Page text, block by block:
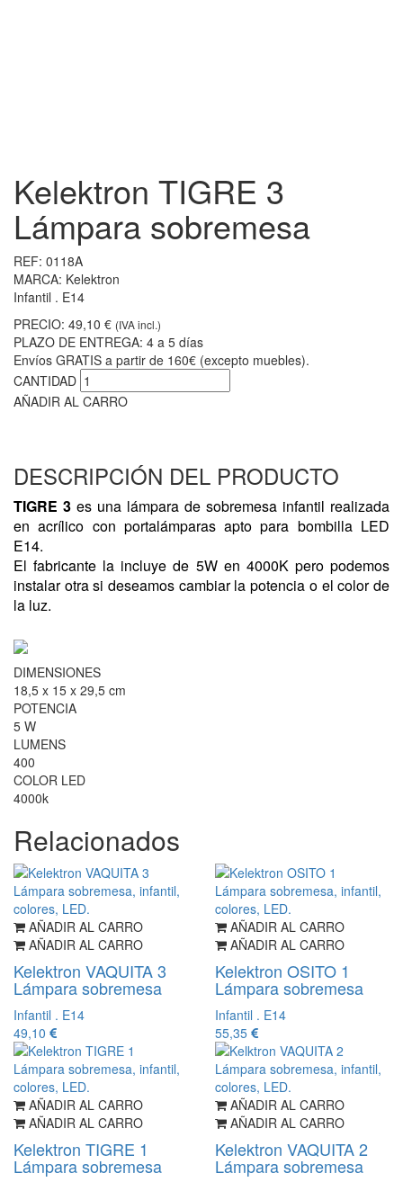
Kelektron TIGRE 3
Lámpara sobremesa
REF: 0118A
MARCA: Kelektron
Infantil . E14
PRECIO: 49,10 € (IVA incl.)
PLAZO DE ENTREGA: 4 a 5 días
Envíos GRATIS a partir de 160€ (excepto muebles).
CANTIDAD
AÑADIR AL CARRO
DESCRIPCIÓN DEL PRODUCTO
TIGRE 3 es una lámpara de sobremesa infantil realizada
en acrílico con portalámparas apto para bombilla LED
E14.
El fabricante la incluye de 5W en 4000K pero podemos
instalar otra si deseamos cambiar la potencia o el color de
la luz.
DIMENSIONES
18,5 x 15 x 29,5 cm
POTENCIA
5 W
LUMENS
400
COLOR LED
4000k
Relacionados
AÑADIR AL CARRO
AÑADIR AL CARRO
Kelektron VAQUITA 3
Lámpara sobremesa
Infantil . E14
49,10
AÑADIR AL CARRO
AÑADIR AL CARRO
Kelektron OSITO 1
Lámpara sobremesa
Infantil . E14
55,35
AÑADIR AL CARRO
AÑADIR AL CARRO
Kelektron TIGRE 1
Lámpara sobremesa
AÑADIR AL CARRO
AÑADIR AL CARRO
Kelektron VAQUITA 2
Lámpara sobremesa